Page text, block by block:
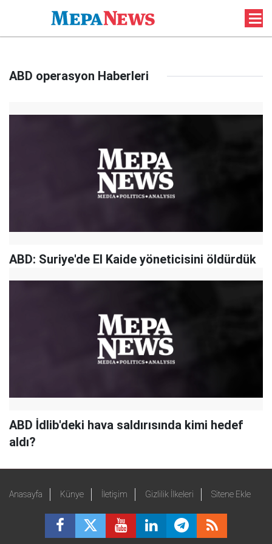
ABD operasyon Haberleri
ABD: Suriye'de El Kaide yöneticisini öldürdük
ABD İdlib'deki hava saldırısında kimi hedef
aldı?
Anasayfa Künye İletişim Gizlilik İlkeleri Sitene Ekle